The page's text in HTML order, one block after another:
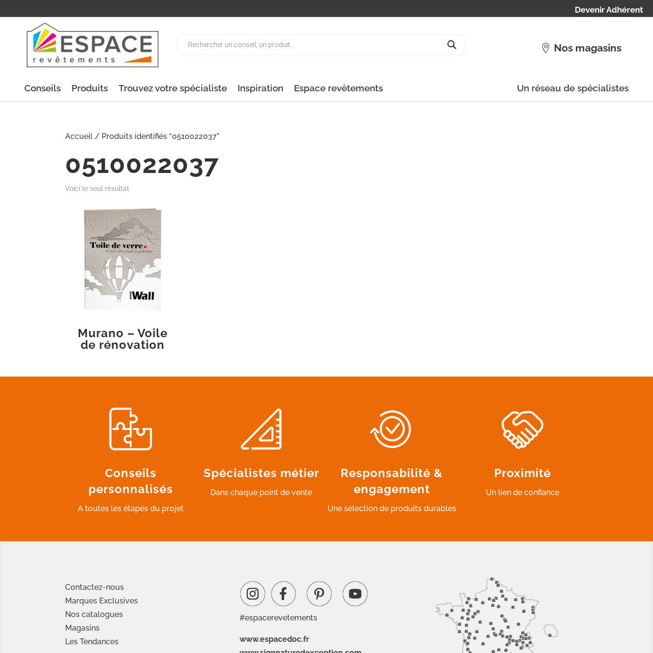
Devenir Adhérent
Nos magasins
Conseils Produits Trouvez votre spécialiste Inspiration Espace revêtements Un réseau de spécialistes
Accueil / Produits identifiés “0510022037”
0510022037
Voici le seul résultat
Murano – Voile
de rénovation
Conseils
personnalisés
A toutes les étapes du projet
Spécialistes métier
Dans chaque point de vente
Responsabilité &
engagement
Une sélection de produits durables
Proximité
Un lien de confiance
Contactez-nous
Marques Exclusives
Nos catalogues
Magasins
Les Tendances
#espacerevetements
www.espacedoc.fr